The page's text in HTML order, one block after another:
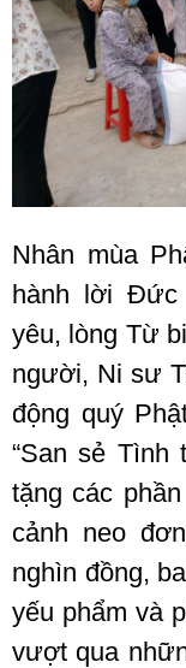
Nhân mùa
hành lời Đức
yêu, lòng Từ
người, Ni sư
động quý
“San sẻ Tình
tặng các
cảnh neo
nghìn đồng,
yếu phẩm và
vượt qua